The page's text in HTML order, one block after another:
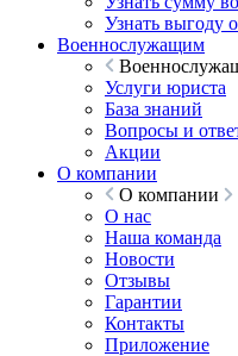
Узнать выгоду
Военнослужащим
Услуги юриста
База знаний
Вопросы и
Акции
О компании
О компании
О нас
Наша команда
Новости
Отзывы
Гарантии
Контакты
Приложение